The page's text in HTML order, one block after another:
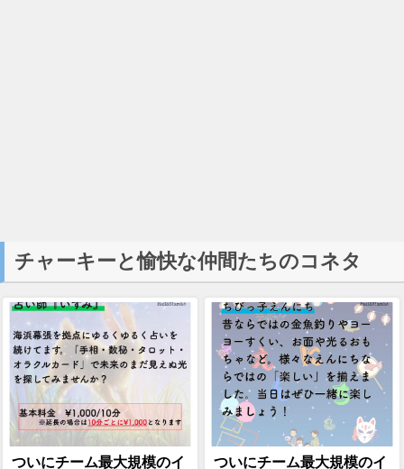
チャーキーと愉快な仲間たちのコネタ
ついにチーム最大規模のイ ついにチーム最大規模のイ